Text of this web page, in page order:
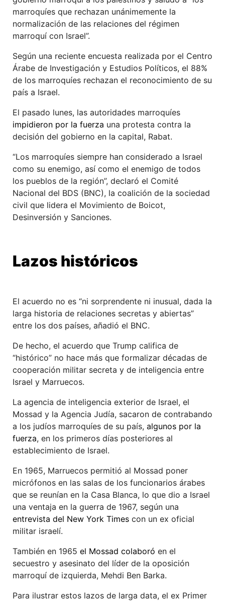
marroquíes que rechazan unánimemente la
normalización de las relaciones del régimen
marroquí con Israel”.
Según una reciente encuesta realizada por el Centro
Árabe de Investigación y Estudios Políticos, el 88%
de los marroquíes rechazan el reconocimiento de su
país a Israel.
El pasado lunes, las autoridades marroquíes
impidieron por la fuerza una protesta contra la
decisión del gobierno en la capital, Rabat.
“Los marroquíes siempre han considerado a Israel
como su enemigo, así como el enemigo de todos
los pueblos de la región”, declaró el Comité
Nacional del BDS (BNC), la coalición de la sociedad
civil que lidera el Movimiento de Boicot,
Desinversión y Sanciones.
Lazos históricos
El acuerdo no es “ni sorprendente ni inusual, dada la
larga historia de relaciones secretas y abiertas”
entre los dos países, añadió el BNC.
De hecho, el acuerdo que Trump califica de
“histórico” no hace más que formalizar décadas de
cooperación militar secreta y de inteligencia entre
Israel y Marruecos.
La agencia de inteligencia exterior de Israel, el
Mossad y la Agencia Judía, sacaron de contrabando
a los judíos marroquíes de su país, algunos por la
fuerza, en los primeros días posteriores al
establecimiento de Israel.
En 1965, Marruecos permitió al Mossad poner
micrófonos en las salas de los funcionarios árabes
que se reunían en la Casa Blanca, lo que dio a Israel
una ventaja en la guerra de 1967, según una
entrevista del New York Times con un ex oficial
militar israelí.
También en 1965 el Mossad colaboró en el
secuestro y asesinato del líder de la oposición
marroquí de izquierda, Mehdi Ben Barka.
Para ilustrar estos lazos de larga data, el ex Primer